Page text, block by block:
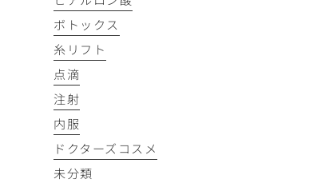
ボトックス
糸リフト
点滴
注射
内服
ドクターズコスメ
未分類